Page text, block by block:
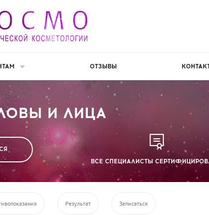
ОТЗЫВЫ
И ЛИЦА
ВСЕ СПЕЦИАЛИСТЫ
Результат Записаться